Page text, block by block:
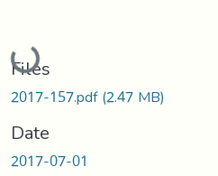
Loading...
Files
2017-157.pdf(2.47 MB)
Date
2017-07-01